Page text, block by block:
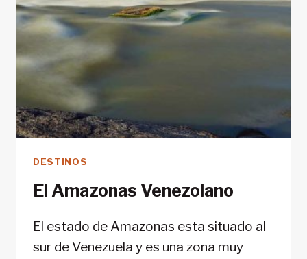
DESTINOS
El Amazonas Venezolano
El estado de Amazonas esta situado al
sur de Venezuela y es una zona muy